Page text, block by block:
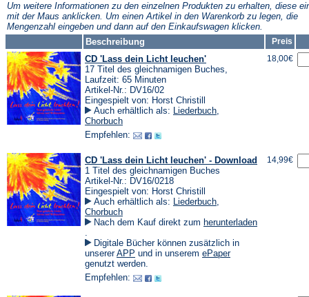
neuen
Tab)
Um weitere Informationen zu den einzelnen Produkten zu erhalten, diese
mit der Maus anklicken. Um einen Artikel in den Warenkorb zu legen, die
Mengenzahl eingeben und dann auf den Einkaufswagen klicken.
Beschreibung
Preis
CD 'Lass dein Licht leuchen'
17 Titel des gleichnamigen Buches,
Laufzeit: 65 Minuten
Artikel-Nr.: DV16/02
Eingespielt von: Horst Christill
Auch erhältlich als: Liederbuch,
Chorbuch
Empfehlen:
18,00€
CD 'Lass dein Licht leuchen' - Download
1 Titel des gleichnamigen Buches
Artikel-Nr.: DV16/0218
Eingespielt von: Horst Christill
Auch erhältlich als: Liederbuch,
Chorbuch
Nach dem Kauf direkt zum herunterladen
in
einem
neuen
Tab)
.
Digitale Bücher können zusätzlich in
unsererAPP (Öffnet
in
neuen
und in unserem ePaper(Öffnet
genutzt werden.
Empfehlen:
14,99€